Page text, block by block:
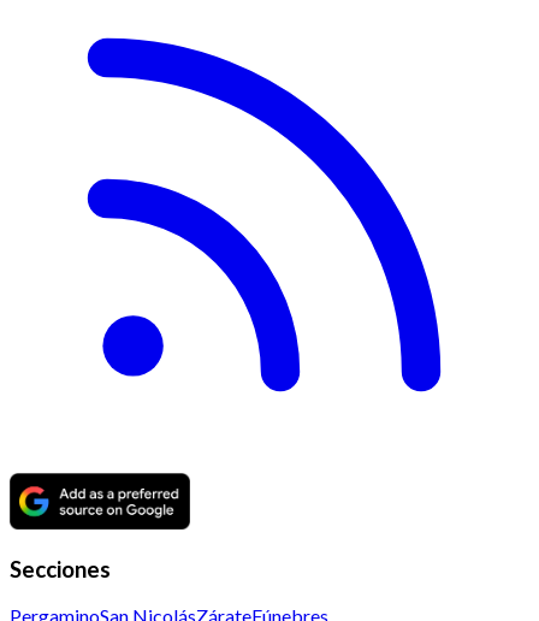
Secciones
PergaminoSan NicolásZárateFúnebres